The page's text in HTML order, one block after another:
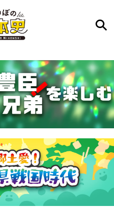
物、時代などを入力して
索結果を提示するよ（嘘